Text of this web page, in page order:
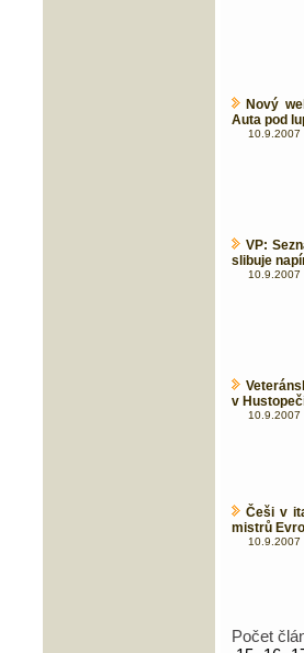
Nový
Auta pod
10.9.2007
VP:
slibuje
10.9.2007
v
10.9.2007
Češi v
mistrů
10.9.2007
Počet